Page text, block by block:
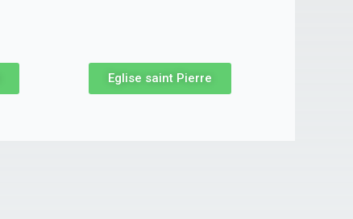
Eglise saint Pierre